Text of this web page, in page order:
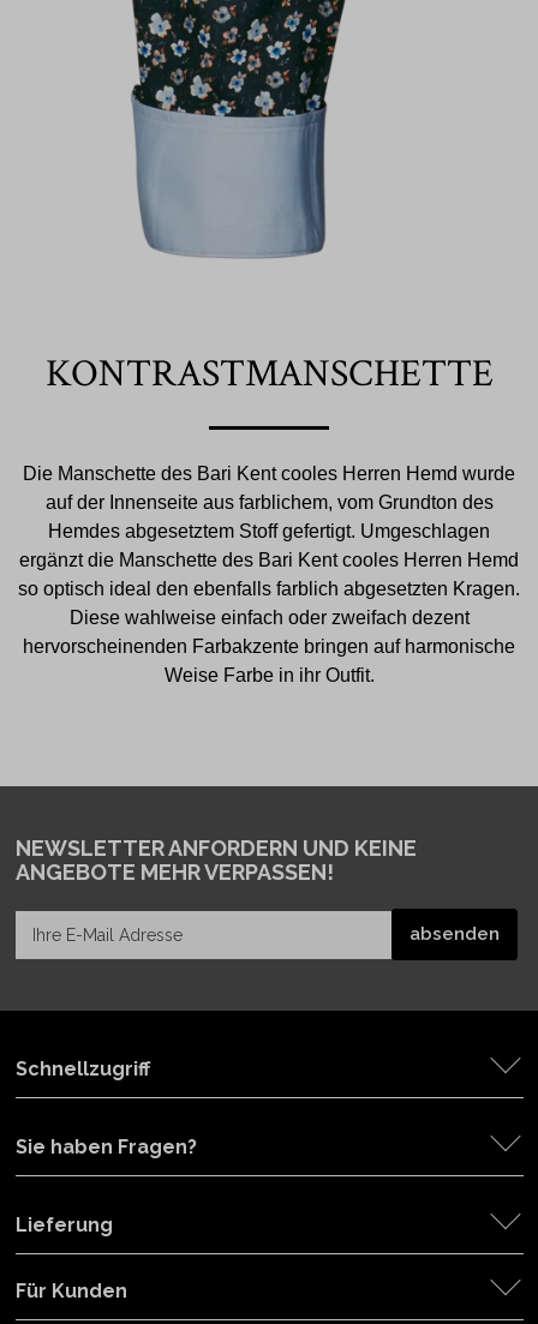
KONTRASTMANSCHETTE
Die Manschette des Bari Kent cooles Herren Hemd wurde
auf der Innenseite aus farblichem, vom Grundton des
Hemdes abgesetztem Stoff gefertigt. Umgeschlagen
ergänzt die Manschette des Bari Kent cooles Herren Hemd
so optisch ideal den ebenfalls farblich abgesetzten Kragen.
Diese wahlweise einfach oder zweifach dezent
hervorscheinenden Farbakzente bringen auf harmonische
Weise Farbe in ihr Outfit.
NEWSLETTER ANFORDERN UND KEINE
ANGEBOTE MEHR VERPASSEN!
Schnellzugriff
Sie haben Fragen?
Lieferung
Für Kunden